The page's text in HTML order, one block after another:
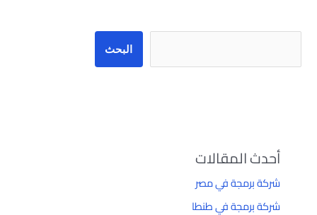
البحث
أحدث المقالات
شركة برمجة في مصر
شركة برمجة في طنطا